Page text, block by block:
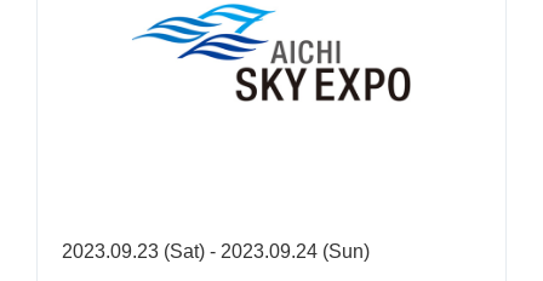
2023.09.23 (Sat) - 2023.09.24 (Sun)